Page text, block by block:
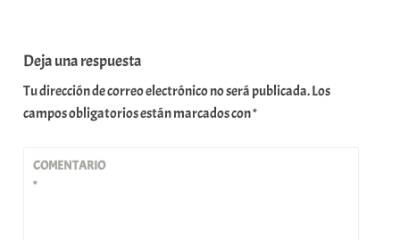
Deja una respuesta
Tu dirección de correo electrónico no será publicada.Los
campos obligatorios están marcados con*
COMENTARIO
*